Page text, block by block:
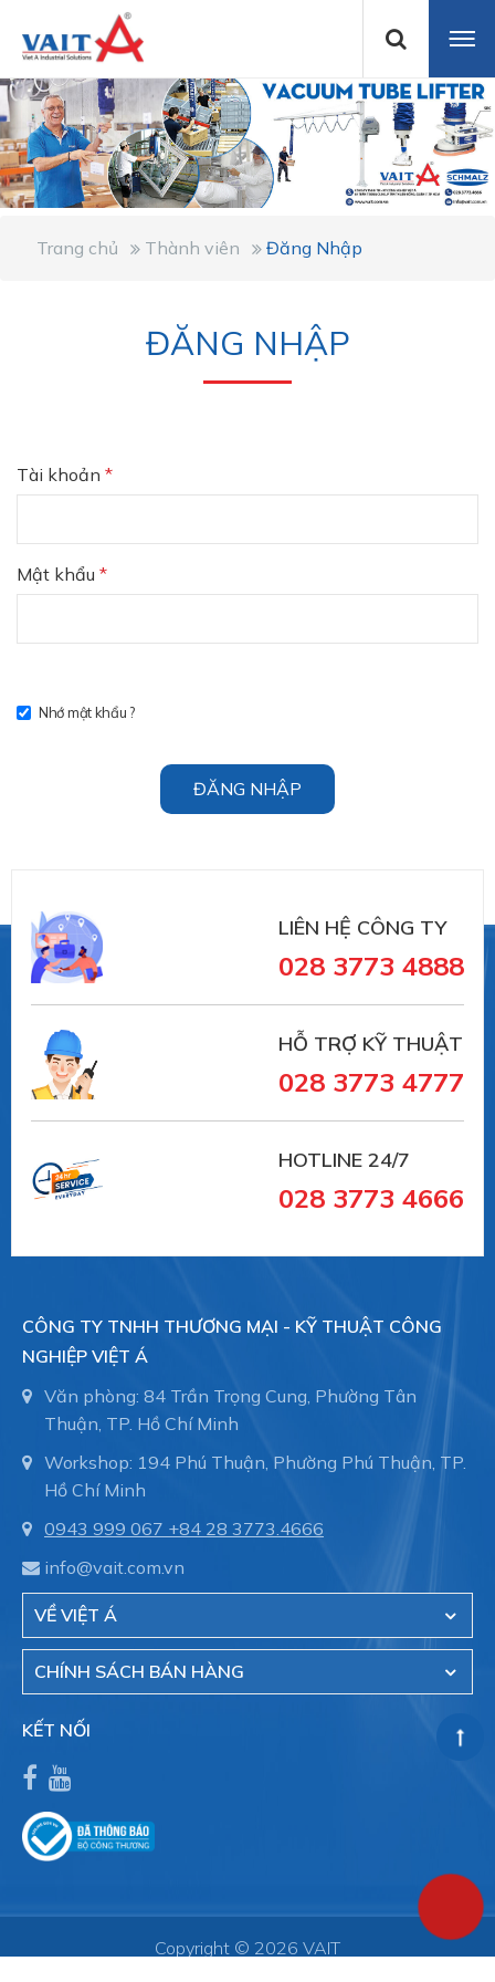
Trang chủ Thành viên Đăng Nhập
ĐĂNG NHẬP
Tài khoản *
Mật khẩu *
Nhớ mật khẩu ?
ĐĂNG NHẬP
LIÊN HỆ CÔNG TY
028 3773 4888
HỖ TRỢ KỸ THUẬT
028 3773 4777
HOTLINE 24/7
028 3773 4666
CÔNG TY TNHH THƯƠNG MẠI - KỸ THUẬT CÔNG
NGHIỆP VIỆT Á
Văn phòng: 84 Trần Trọng Cung, Phường Tân
Thuận, TP. Hồ Chí Minh
Workshop: 194 Phú Thuận, Phường Phú Thuận, TP.
Hồ Chí Minh
0943 999 067 +84 28 3773.4666
info@vait.com.vn
VỀ VIỆT Á
CHÍNH SÁCH BÁN HÀNG
KẾT NỐI
Copyright © 2026 VAIT